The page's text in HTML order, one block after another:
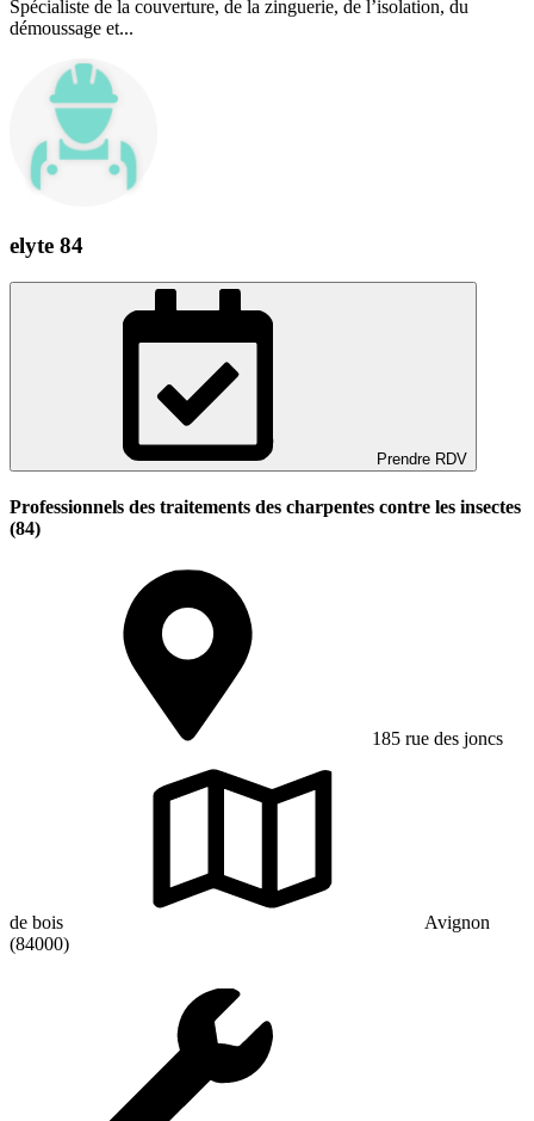
Spécialiste de la couverture, de la zinguerie, de l’isolation, du
démoussage et...
elyte 84
Prendre RDV
Professionnels des traitements des charpentes contre les insectes
(84)
185 rue des joncs
de bois
Avignon
(84000)